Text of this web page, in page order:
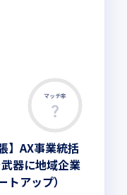
マッチ率
】AX事業統括
器に地域企業
アップ）